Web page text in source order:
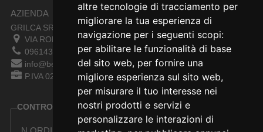
altre tecnologie di tracciamento per
migliorare la tua esperienza di
navigazione per i seguenti scopi:
per abilitare le funzionalità di base
del sito web, per fornire una
migliore esperienza sul sito web,
per misurare il tuo interesse nei
nostri prodotti e servizi e
personalizzare le interazioni di
AZIENDA
GRILCA SRL
VIA ROMA 180 88054 SERSALE CZ
0961432177
info@bestsafety.it
P.IVA 02342180797
CONTROLLA LO STATO DEL TUO ORDINE